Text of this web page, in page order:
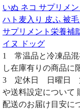
いぬ ネコ サプリメ
ハト麦入り 皮ふ 被
サプリメント栄養補
イヌ ドッグ
1 常温品と冷凍品混
し在庫有りの商品に
3 定休日 日曜日 第
や送料設定について
配送のお届け